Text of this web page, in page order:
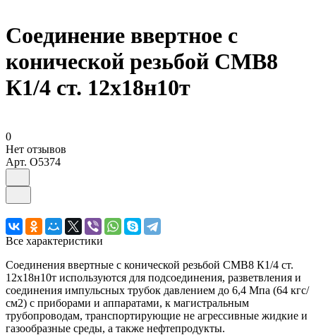
Соединение ввертное с
конической резьбой СМВ8
К1/4 ст. 12х18н10т
0
Нет отзывов
Арт. O5374
Все характеристики
Соединения ввертные с конической резьбой СМВ8 К1/4 ст.
12х18н10т используются для подсоединения, разветвления и
соединения импульсных трубок давлением до 6,4 Мпа (64 кгс/
см2) с приборами и аппаратами, к магистральным
трубопроводам, транспортирующие не агрессивные жидкие и
газообразные среды, а также нефтепродукты.